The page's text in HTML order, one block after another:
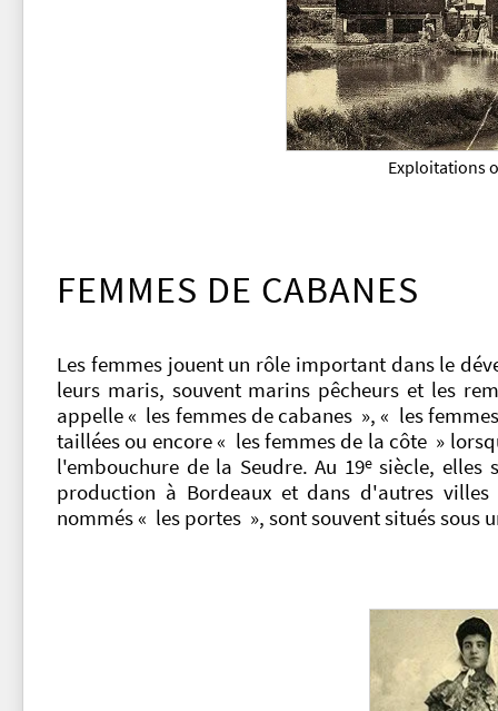
Exploitations
FEMMES DE CABANES
Les femmes jouent un rôle important dans le
leurs maris, souvent marins pêcheurs et les
appelle « les femmes de cabanes », « les
taillées ou encore « les femmes de la côte »
l'embouchure de la Seudre. Au 19esiècle, elles
production à Bordeaux et dans d'autres
nommés « les portes », sont souvent situés sous